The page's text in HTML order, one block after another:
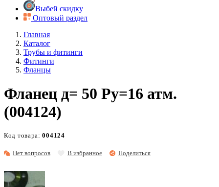
Выбей скидку
Оптовый раздел
Главная
Каталог
Трубы и фитинги
Фитинги
Фланцы
Фланец д= 50 Ру=16 атм.
(004124)
Нет вопросов В избранное Поделиться
Код товара:004124